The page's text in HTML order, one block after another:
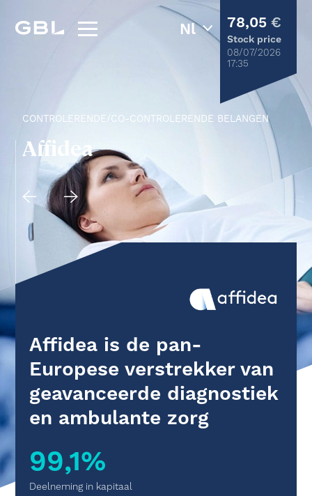
78,05 €
Stock price
08/07/2026
17:35
CONTROLERENDE/CO-CONTROLERENDE BELANGEN
Affidea
Affidea is de pan-
Europese verstrekker van
geavanceerde diagnostiek
en ambulante zorg
Deelneming in kapitaal
99,1%